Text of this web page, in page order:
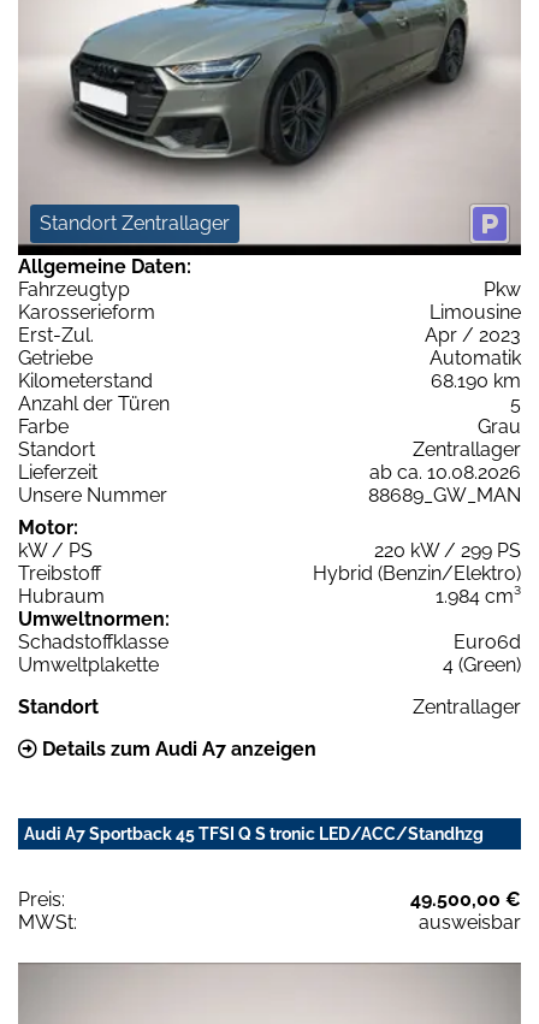
Standort Zentrallager
Allgemeine Daten:
Fahrzeugtyp
Pkw
Karosserieform
Limousine
Erst-Zul.
Apr / 2023
Getriebe
Automatik
Kilometerstand
68.190 km
Anzahl der Türen
5
Farbe
Grau
Standort
Zentrallager
Lieferzeit
ab ca. 10.08.2026
Unsere Nummer
88689_GW_MAN
Motor:
kW / PS
220 kW / 299 PS
Treibstoff
Hybrid (Benzin/Elektro)
Hubraum
1.984 cm³
Umweltnormen:
Schadstoffklasse
Euro6d
Umweltplakette
4 (Green)
Standort
Zentrallager
Details zum Audi A7 anzeigen
Audi A7 Sportback 45 TFSI Q S tronic LED/ACC/Standhzg
Preis:
49.500,00 €
MWSt:
ausweisbar